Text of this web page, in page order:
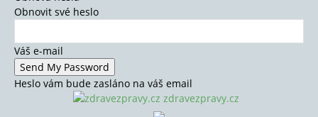
Obnovit své heslo
Váš e-mail
Heslo vám bude zasláno na váš email
zdravezpravy.cz